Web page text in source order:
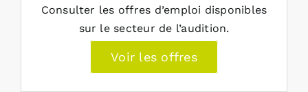
Consulter les offres d’emploi disponibles
sur le secteur de l’audition.
Voir les offres